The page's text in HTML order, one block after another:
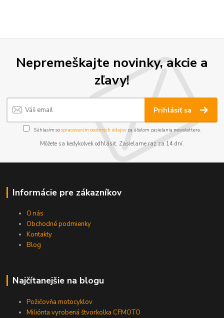
Nepremeškajte novinky, akcie a
zľavy!
Prihlásiť sa
Súhlasím sospracovaním osobných údajov za účelom zasielania newslettera.
Môžete sa kedykoľvek odhlásiť. Zasielame raz za 14 dní.
Informácie pre zákazníkov
O nás
Obchodné podmienky
Kontakty
Blog
Najčítanejšie na blogu
Požičovňa motocyklov
Miliónta vyrobená štvorkolka CFMOTO